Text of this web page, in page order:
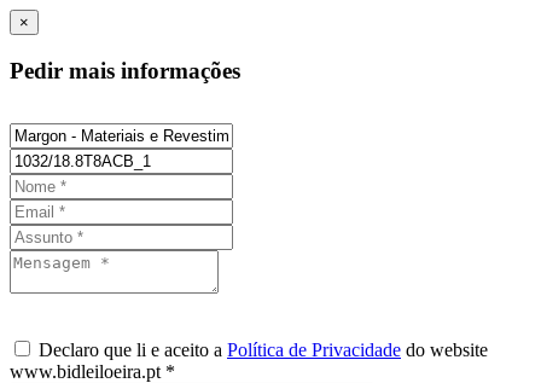
×
Pedir mais informações
Declaro que li e aceito a Política de Privacidade do website
www.bidleiloeira.pt *